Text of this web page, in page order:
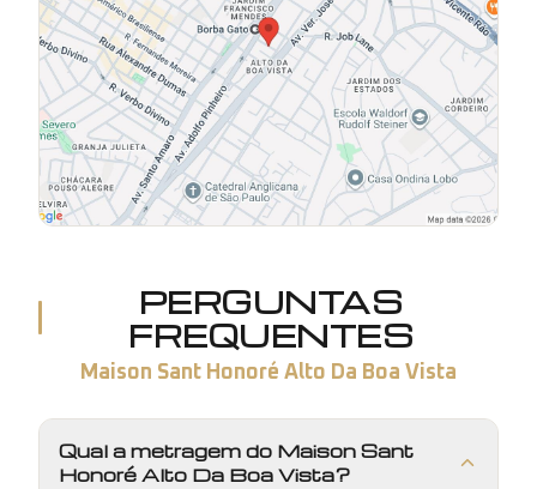
PERGUNTAS
FREQUENTES
Maison Sant Honoré Alto Da Boa Vista
Qual a metragem do Maison Sant
Honoré Alto Da Boa Vista?